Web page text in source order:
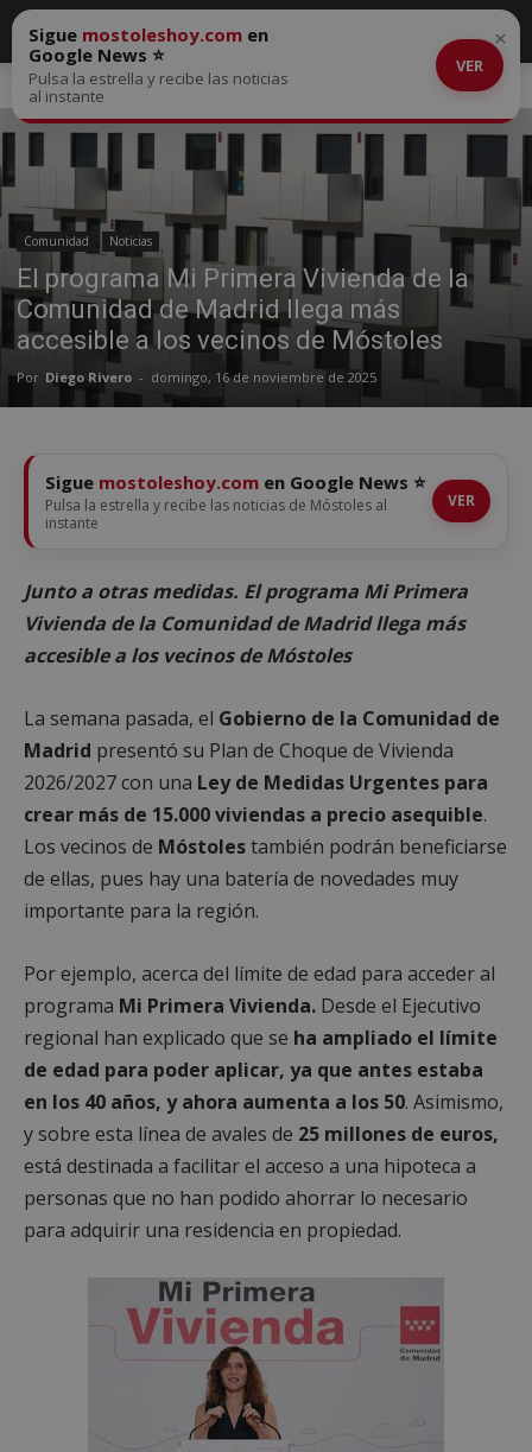
Inicio Comunidad
Comunidad Noticias
El programa Mi Primera Vivienda de la
Comunidad de Madrid llega más
accesible a los vecinos de Móstoles
Por Diego Rivero - domingo, 16 de noviembre de 2025
Sigue mostoleshoy.com en
Google News ⭐
Pulsa la estrella y recibe las noticias
al instante
VER
×
Sigue mostoleshoy.com en Google News ⭐
Pulsa la estrella y recibe las noticias de Móstoles al
instante
VER
Junto a otras medidas. El programa Mi Primera
Vivienda de la Comunidad de Madrid llega más
accesible a los vecinos de Móstoles
La semana pasada, el Gobierno de la Comunidad de
Madrid presentó su Plan de Choque de Vivienda
2026/2027 con una Ley de Medidas Urgentes para
crear más de 15.000 viviendas a precio asequible.
Los vecinos de Móstolestambién podrán beneficiarse
de ellas, pues hay una batería de novedades muy
importante para la región.
Por ejemplo, acerca del límite de edad para acceder al
programa Mi Primera Vivienda. Desde el Ejecutivo
regional han explicado que se ha ampliado el límite
de edad para poder aplicar, ya que antes estaba
en los 40 años, y ahora aumenta a los 50. Asimismo,
y sobre esta línea de avales de 25 millones de euros,
está destinada a facilitar el acceso a una hipoteca a
personas que no han podido ahorrar lo necesario
para adquirir una residencia en propiedad.